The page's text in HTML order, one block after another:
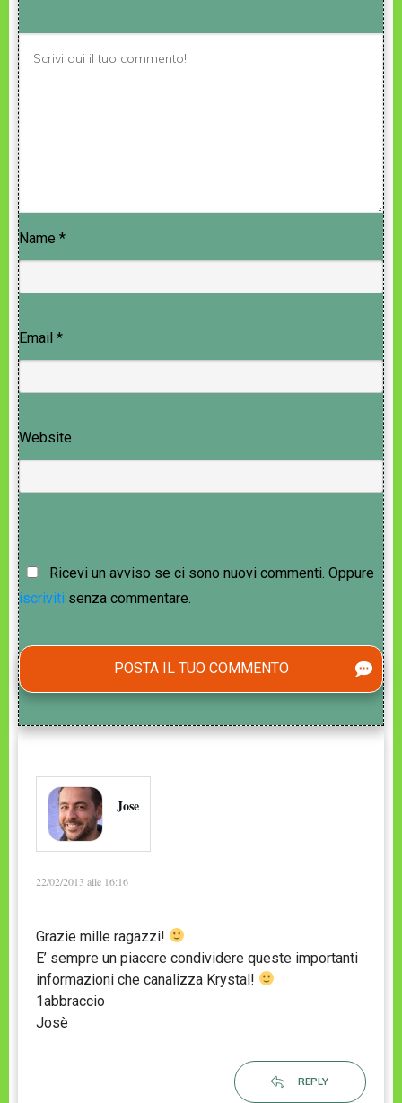
Name *
Email *
Website
Ricevi un avviso se ci sono nuovi commenti. Oppure
iscriviti senza commentare.
POSTA IL TUO COMMENTO
Jose
22/02/2013 alle 16:16
Grazie mille ragazzi!
E’ sempre un piacere condividere queste importanti
informazioni che canalizza Krystal!
1abbraccio
Josè
REPLY